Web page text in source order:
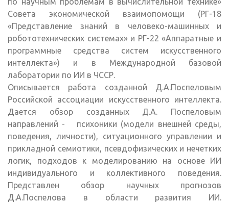
Совета экономической взаимопомощи (РГ-18
«Представление знаний в человеко-машинных и
робототехнических системах» и РГ-22 «Аппаратные и
программные средства систем искусственного
интеллекта») и в Международной базовой
лаборатории по ИИ в ЧССР.
Описывается работа созданной Д.А.Поспеловым
Российской ассоциации искусственного интеллекта.
Дается обзор созданных Д.А. Поспеловым
направлений - психоники (модели внешней среды,
поведения, личности), ситуационного управлении и
прикладной семиотики, псевдофизических и нечетких
логик, подходов к моделированию на основе ИИ
индивидуального и коллективного поведения.
Представлен обзор научных прогнозов
Д.А.Поспелова в области развития ИИ.